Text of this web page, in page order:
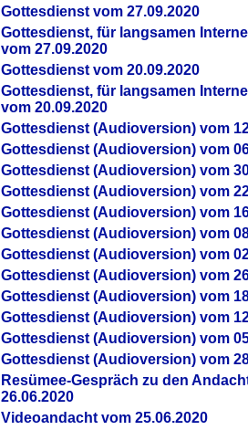
Gottesdienst vom 27.09.2020
Gottesdienst, für langsamen
vom 27.09.2020
Gottesdienst vom 20.09.2020
Gottesdienst, für langsamen
vom 20.09.2020
Gottesdienst (Audioversion) vom
Gottesdienst (Audioversion) vom
Gottesdienst (Audioversion) vom
Gottesdienst (Audioversion) vom
Gottesdienst (Audioversion) vom
Gottesdienst (Audioversion) vom
Gottesdienst (Audioversion) vom
Gottesdienst (Audioversion) vom
Gottesdienst (Audioversion) vom
Gottesdienst (Audioversion) vom
Gottesdienst (Audioversion) vom
Gottesdienst (Audioversion) vom
Re­sü­mee-Gespräch zu den
26.06.2020
Videoandacht vom 25.06.2020